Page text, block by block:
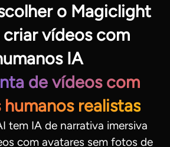
o Magiclight
criar vídeos com
IA
de vídeos com
realistas
tem IA de narrativa imersiva
com avatares sem fotos de